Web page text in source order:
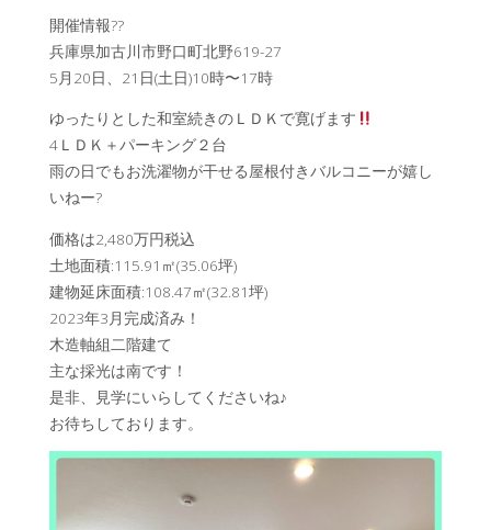
開催情報??
兵庫県加古川市野口町北野619-27
5月20日、21日(土日)10時〜17時
ゆったりとした和室続きのＬＤＫで寛げます
4ＬＤＫ＋パーキング２台
雨の日でもお洗濯物が干せる屋根付きバルコニーが嬉し
いねー?
価格は2,480万円税込
土地面積:115.91㎡(35.06坪)
建物延床面積:108.47㎡(32.81坪)
2023年3月完成済み！
木造軸組二階建て
主な採光は南です！
是非、見学にいらしてくださいね♪
お待ちしております。